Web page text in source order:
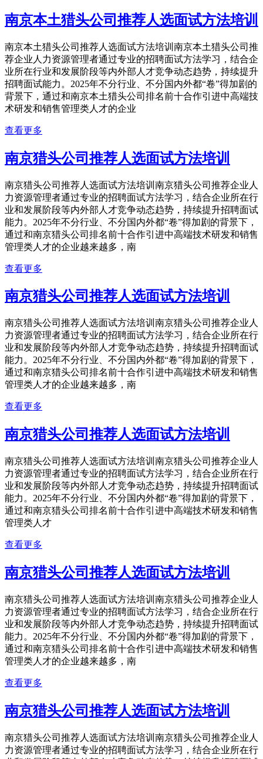
南京本土猎头公司推荐人选面试方法培训
南京本土猎头公司推荐人选面试方法培训南京本土猎头公司推
荐企业人力资源管理者通过专业的招聘面试方法学习，结合企
业所在行业和发展阶段等内外部人才竞争动态趋势，持续提升
招聘面试能力。2025年不分行业、不分国内外都“卷”得加剧的
背景下，通过和南京本土猎头公司排名前十合作引进中高端技
术研发和销售管理类人才的企业
查看更多
南京猎头公司推荐人选面试方法培训
南京猎头公司推荐人选面试方法培训南京猎头公司推荐企业人
力资源管理者通过专业的招聘面试方法学习，结合企业所在行
业和发展阶段等内外部人才竞争动态趋势，持续提升招聘面试
能力。2025年不分行业、不分国内外都“卷”得加剧的背景下，
通过和南京猎头公司排名前十合作引进中高端技术研发和销售
管理类人才的企业越来越多，南
查看更多
南京猎头公司推荐人选面试方法培训
南京猎头公司推荐人选面试方法培训南京猎头公司推荐企业人
力资源管理者通过专业的招聘面试方法学习，结合企业所在行
业和发展阶段等内外部人才竞争动态趋势，持续提升招聘面试
能力。2025年不分行业、不分国内外都“卷”得加剧的背景下，
通过和南京猎头公司排名前十合作引进中高端技术研发和销售
管理类人才的企业越来越多，南
查看更多
南京猎头公司推荐人选面试方法培训
南京猎头公司推荐人选面试方法培训南京猎头公司推荐企业人
力资源管理者通过专业的招聘面试方法学习，结合企业所在行
业和发展阶段等内外部人才竞争动态趋势，持续提升招聘面试
能力。2025年不分行业、不分国内外都“卷”得加剧的背景下，
通过和南京猎头公司排名前十合作引进中高端技术研发和销售
管理类人才
查看更多
南京猎头公司推荐人选面试方法培训
南京猎头公司推荐人选面试方法培训南京猎头公司推荐企业人
力资源管理者通过专业的招聘面试方法学习，结合企业所在行
业和发展阶段等内外部人才竞争动态趋势，持续提升招聘面试
能力。2025年不分行业、不分国内外都“卷”得加剧的背景下，
通过和南京猎头公司排名前十合作引进中高端技术研发和销售
管理类人才的企业越来越多，南
查看更多
南京猎头公司推荐人选面试方法培训
南京猎头公司推荐人选面试方法培训南京猎头公司推荐企业人
力资源管理者通过专业的招聘面试方法学习，结合企业所在行